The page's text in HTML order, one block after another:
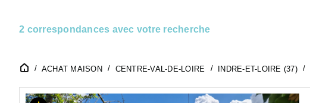
2 correspondances avec votre recherche
ACHAT MAISON CENTRE-VAL-DE-LOIRE INDRE-ET-LOIRE (37)